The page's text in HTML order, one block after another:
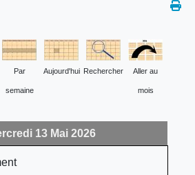
Par
semaine
Aujourd'hui Rechercher Aller au
mois
13 Mai 2026